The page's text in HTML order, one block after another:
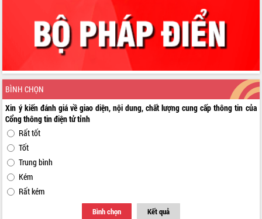
BÌNH CHỌN
Xin ý kiến đánh giá về giao diện, nội dung, chất lượng cung cấp thông tin của
Cổng thông tin điện tử tỉnh
Rất tốt
Tốt
Trung bình
Kém
Rất kém
Bình chọn Kết quả